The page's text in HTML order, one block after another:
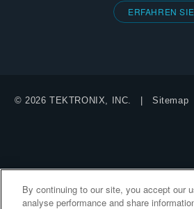
ERFAHREN
© 2026 TEKTRONIX, INC. Sitemap
By continuing to our site, you accept our
analyse performance and share